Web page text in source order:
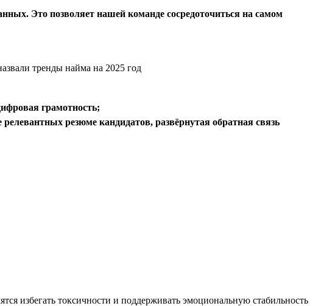
Это позволяет нашей команде сосредоточиться на самом
грамотность;
резюме кандидатов, развёрнутая обратная связь
избегать токсичности и поддерживать эмоциональную стабильность